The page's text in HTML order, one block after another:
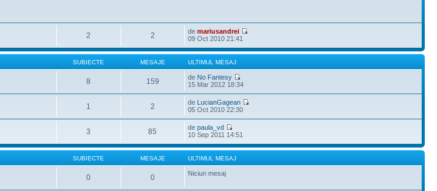
2 2 demariusandrei
09 Oct 2010 21:41
SUBIECTE MESAJE ULTIMUL MESAJ
8 159 de No Fantesy
15 Mar 2012 18:34
1 2 de LucianGagean
05 Oct 2010 22:30
3 85 depaula_vd
10 Sep 2011 14:51
SUBIECTE MESAJE ULTIMUL MESAJ
0 0 Niciun mesaj